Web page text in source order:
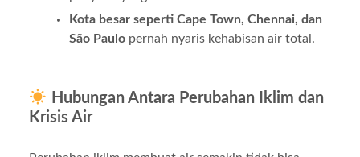
Kota besar seperti Cape Town, Chennai, dan
São Paulopernah nyaris kehabisan air total.
Hubungan Antara Perubahan Iklim dan
Krisis Air